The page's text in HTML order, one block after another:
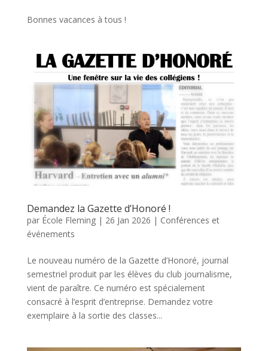
Bonnes vacances à tous !
Demandez la Gazette d’Honoré !
par École Fleming| 26 Jan 2026 | Conférences et
événements
Le nouveau numéro de la Gazette d’Honoré, journal
semestriel produit par les élèves du club journalisme,
vient de paraître. Ce numéro est spécialement
consacré à l’esprit d’entreprise. Demandez votre
exemplaire à la sortie des classes...